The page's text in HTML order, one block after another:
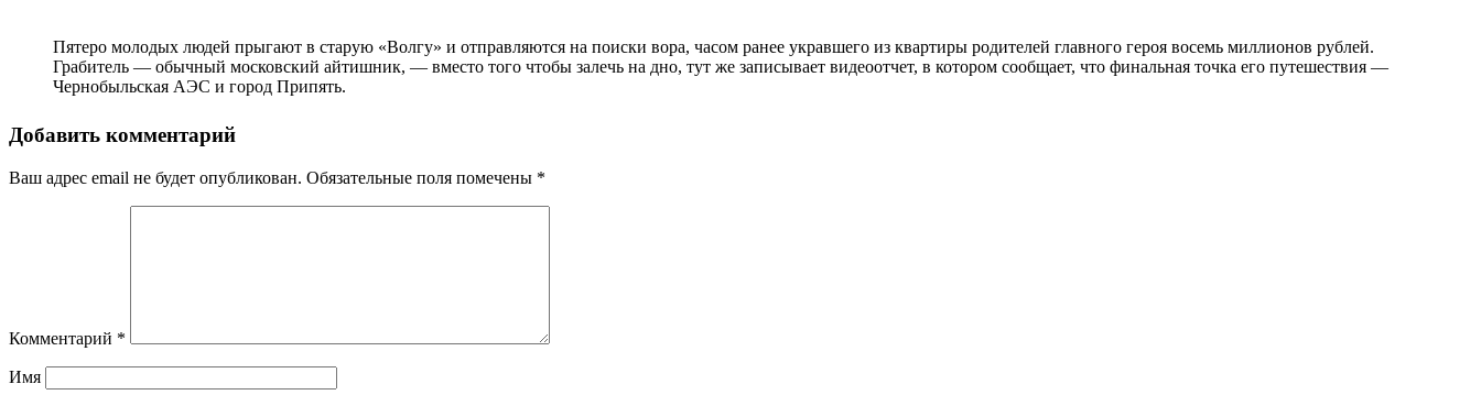
Пятеро молодых людей прыгают в старую «Волгу» и отправляются на поиски вора, часом ранее укравшего из квартиры родителей главного героя восемь миллионов рублей.
Грабитель — обычный московский айтишник, — вместо того чтобы залечь на дно, тут же записывает видеоотчет, в котором сообщает, что финальная точка его путешествия —
Чернобыльская АЭС и город Припять.
Добавить комментарий
Ваш адрес email не будет опубликован. Обязательные поля помечены *
Комментарий *
Имя